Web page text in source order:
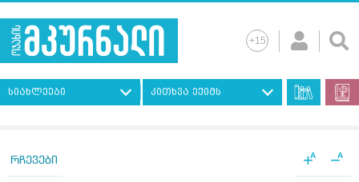
სიახლეები კითხვა ექიმს
რჩევები +A −A